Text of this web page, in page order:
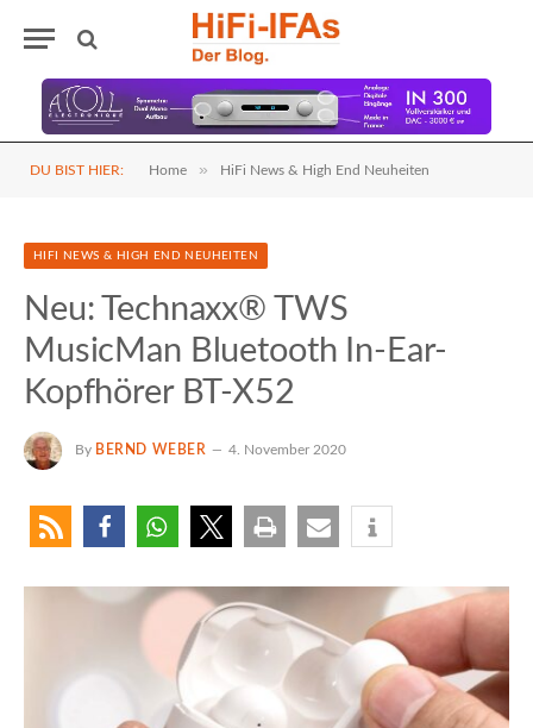
DU BIST HIER: Home » HiFi News & High End Neuheiten
HIFI NEWS & HIGH END NEUHEITEN
Neu: Technaxx® TWS
MusicMan Bluetooth In-Ear-
Kopfhörer BT-X52
By BERND WEBER 4. November 2020